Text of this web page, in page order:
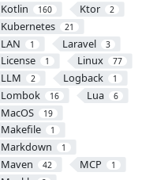
Kotlin 160 Ktor 2
Kubernetes 21
LAN 1 Laravel 3
License 1 Linux 77
LLM 2 Logback 1
Lombok 16 Lua 6
MacOS 19
Makefile 1
Markdown 1
Maven 42 MCP 1